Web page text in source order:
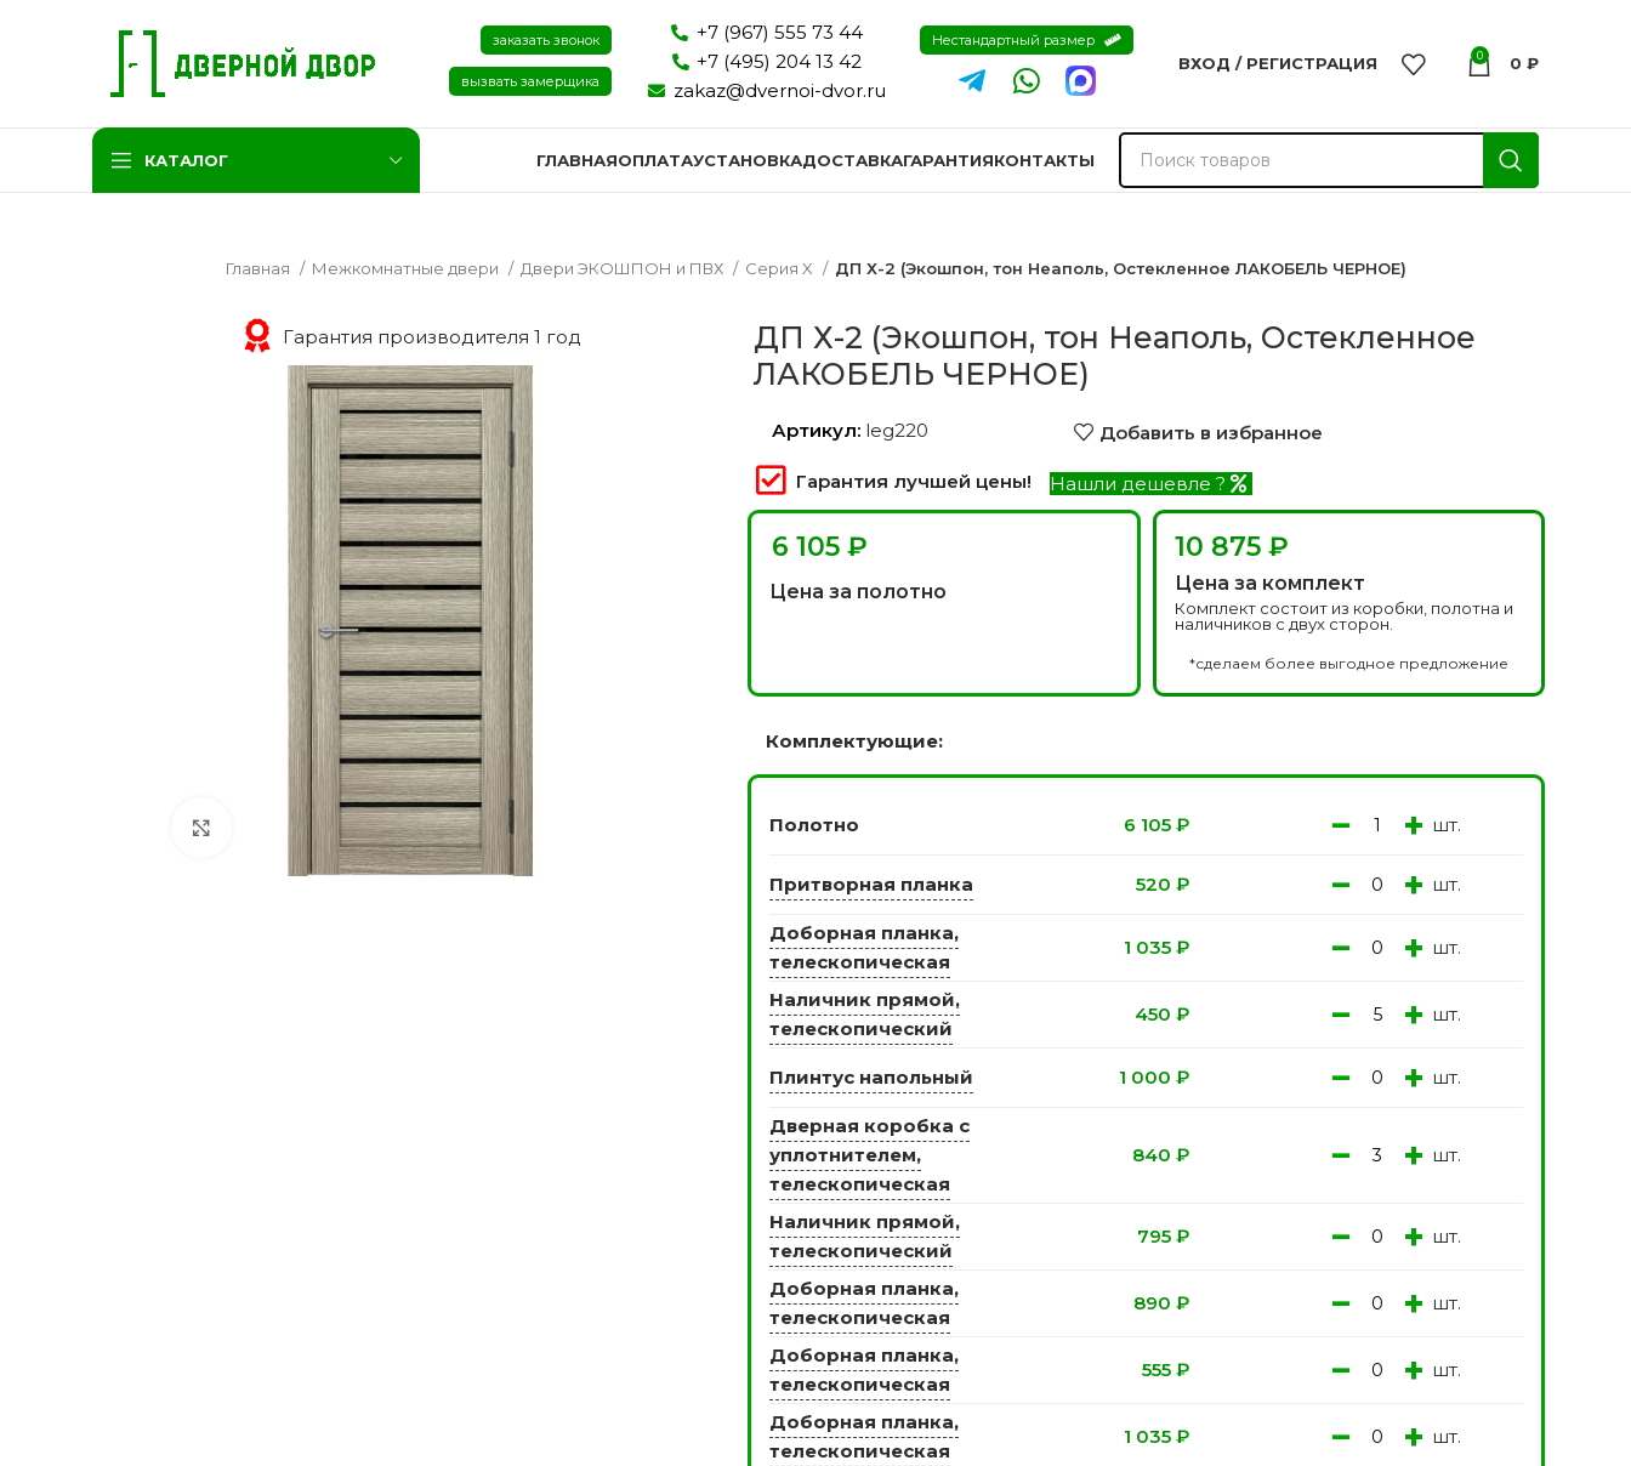
заказать звонок
вызвать замерщика
+7 (967) 555 73 44
+7 (495) 204 13 42
zakaz@dvernoi-dvor.ru
Нестандартный размер
ВХОД / РЕГИСТРАЦИЯ 0 0 ₽
КАТАЛОГ
Двери эмаль
2744 моделей
Двери Invisible
Белоруссия фабрика
1640 моделей
Двери глянцевые Двери из массива РФ
4 модели
Двери шпонированые Двери Эмаль с
Двери SOFT TOUCH
8 моделей
ГЛАВНАЯОПЛАТАУСТАНОВКАДОСТАВКАГАРАНТИЯКОНТАКТЫ
Главная Межкомнатные двери Двери ЭКОШПОН и ПВХ Серия X ДП Х-2 (Экошпон, тон Неаполь, Остекленное ЛАКОБЕЛЬ ЧЕРНОЕ)
Гарантия производителя 1 год
Нажмите, чтобы увеличить
ДП Х-2 (Экошпон, тон Неаполь, Остекленное
ЛАКОБЕЛЬ ЧЕРНОЕ)
Артикул: leg220 Добавить в избранное
Гарантия лучшей цены! Нашли дешевле ?
₽
Цена за полотно
10 875 ₽
Цена за комплект
Комплект состоит из коробки, полотна и
наличников с двух сторон.
*сделаем более выгодное предложение
Комплектующие:
Полотно 6 105 ₽ − + шт.
Притворная планка 520 ₽ − + шт.
Доборная планка,
телескопическая
1 035 ₽ − + шт.
Наличник прямой,
телескопический
450 ₽ − + шт.
Плинтус напольный 1 000 ₽ − + шт.
Дверная коробка с
уплотнителем,
телескопическая
840 ₽ − + шт.
Наличник прямой,
телескопический
795 ₽ − + шт.
Доборная планка,
телескопическая
890 ₽ − + шт.
Доборная планка,
телескопическая
555 ₽ − + шт.
Доборная планка,
телескопическая
1 035 ₽ − + шт.